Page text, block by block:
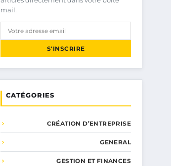
mail.
S'INSCRIRE
CATÉGORIES
CRÉATION D’ENTREPRISE
GENERAL
GESTION ET FINANCES